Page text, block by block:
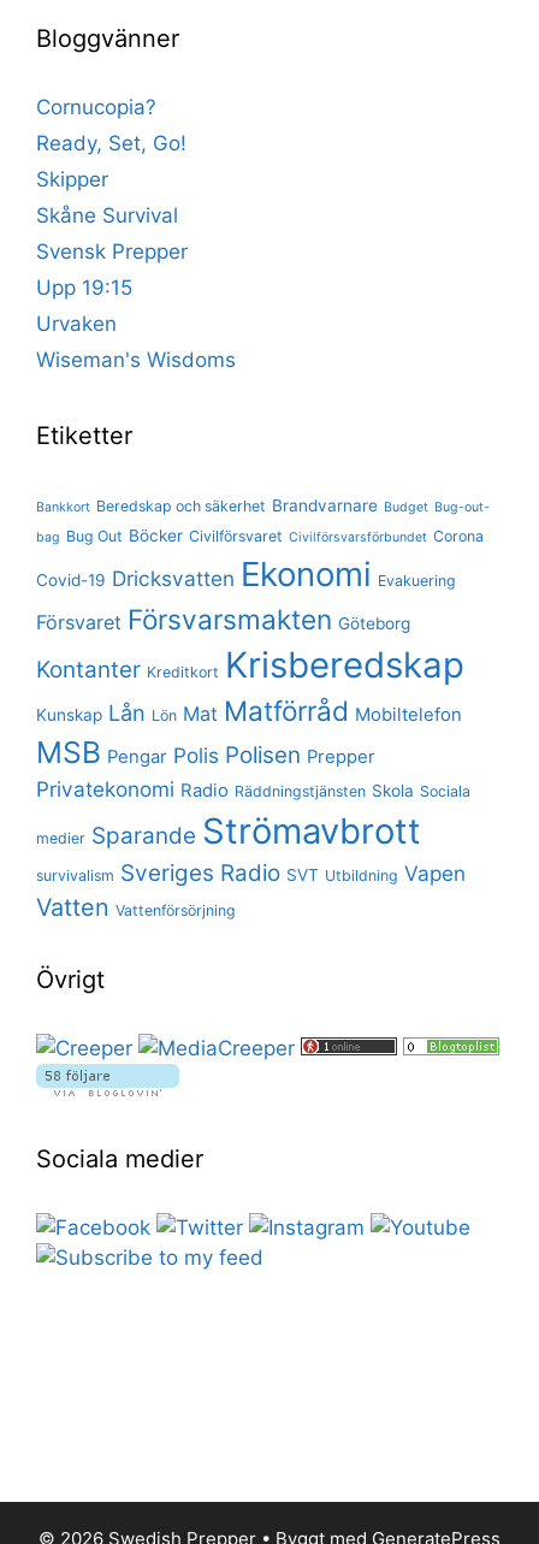
Bloggvänner
Cornucopia?
Ready, Set, Go!
Skipper
Skåne Survival
Svensk Prepper
Upp 19:15
Urvaken
Wiseman's Wisdoms
Etiketter
Bankkort Beredskap och säkerhet Brandvarnare Budget Bug-out-
bag Bug Out Böcker Civilförsvaret Civilförsvarsförbundet Corona
Covid-19 Dricksvatten Ekonomi Evakuering
Försvaret Försvarsmakten Göteborg
Kontanter Kreditkort Krisberedskap
Kunskap Lån Lön Mat Matförråd Mobiltelefon
MSB Pengar Polis Polisen Prepper
Privatekonomi Radio Räddningstjänsten Skola Sociala
medier Sparande Strömavbrott
survivalism Sveriges Radio SVT Utbildning Vapen
Vatten Vattenförsörjning
Övrigt
Sociala medier
© 2026 Swedish Prepper • Byggt med GeneratePress